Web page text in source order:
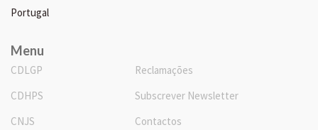
Portugal
Menu
CDLGP
CDHPS
CNJS
Reclamações
Subscrever Newsletter
Contactos